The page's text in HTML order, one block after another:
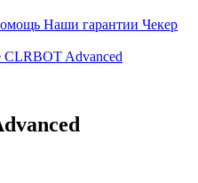
Наши гарантии Чекер
CLRBOT Advanced